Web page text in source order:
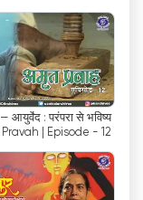
พลตฟอร์ม
คสื่อไปอย่าง
ากับ
เสนอการ
ามารถรับชม
รถเพลิดเพลิน
ยุ่น ความคิด
ารณ์การรับชม
आयुर्वेद : परंपरा से भविष्य
| Episode - 12